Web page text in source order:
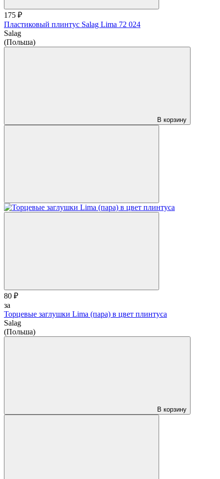
175 ₽
Пластиковый плинтус Salag Lima 72 024
Salag
(Польша)
В корзину
80 ₽
за
Торцевые заглушки Lima (пара) в цвет плинтуса
Salag
(Польша)
В корзину